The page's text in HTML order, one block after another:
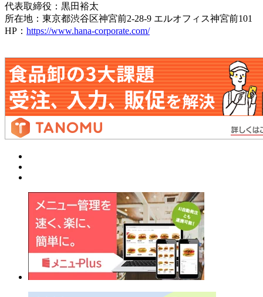
代表取締役：黒田裕太
所在地：東京都渋谷区神宮前2-28-9 エルオフィス神宮前101
HP： https://www.hana-corporate.com/